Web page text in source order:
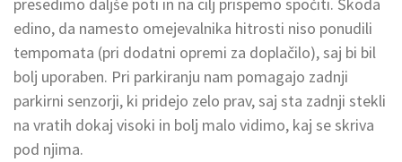
edino, da namesto omejevalnika hitrosti niso ponudili
tempomata (pri dodatni opremi za doplačilo), saj bi bil
bolj uporaben. Pri parkiranju nam pomagajo zadnji
parkirni senzorji, ki pridejo zelo prav, saj sta zadnji stekli
na vratih dokaj visoki in bolj malo vidimo, kaj se skriva
pod njima.